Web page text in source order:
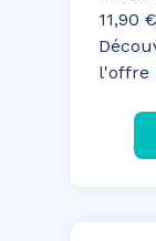
11,90
l'offre